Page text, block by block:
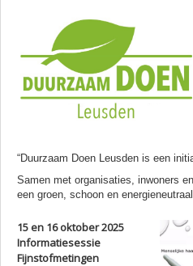
“Duurzaam Doen Leusden is een
Samen met organisaties, inwoners
een groen, schoon en
15 en 16 oktober 2025
Informatiesessie
Fijnstofmetingen